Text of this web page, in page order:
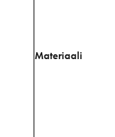
Materiaali